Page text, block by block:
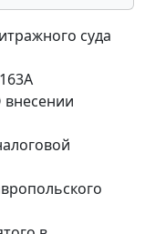
суда
внесении